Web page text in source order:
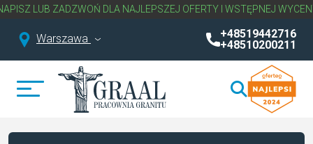
ZADZWOŃ DLA NAJLEPSZEJ OFERTY I WSTĘPNEJ WYCENY
Warszawa
+48519442716
+48510200211